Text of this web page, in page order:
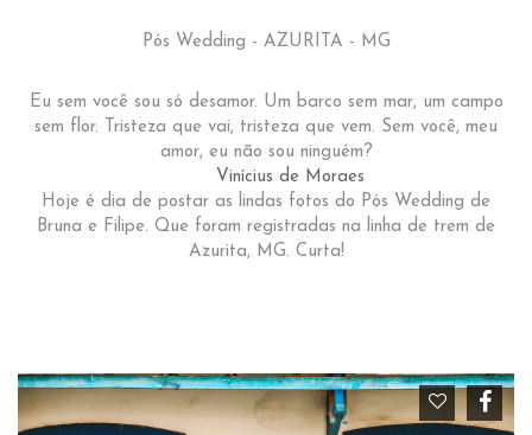
Pós Wedding - AZURITA - MG
Eu sem você sou só desamor. Um barco sem mar, um campo
sem flor. Tristeza que vai, tristeza que vem. Sem você, meu
amor, eu não sou ninguém?
Vinícius de Moraes
Hoje é dia de postar as lindas fotos do Pós Wedding de
Bruna e Filipe. Que foram registradas na linha de trem de
Azurita, MG. Curta!